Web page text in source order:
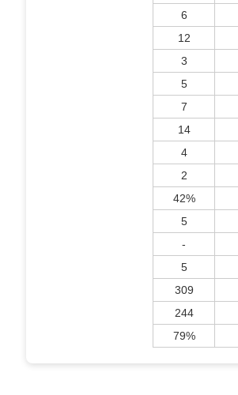
6
12
3
5
7
14
4
2
42%
5
-
5
309
244
79%